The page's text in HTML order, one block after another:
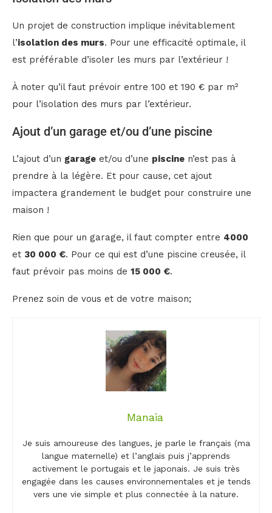
Un projet de construction implique inévitablement
l’isolation des murs. Pour une efficacité optimale, il
est préférable d’isoler les murs par l’extérieur !
À noter qu’il faut prévoir entre 100 et 190 € par m²
pour l’isolation des murs par l’extérieur.
Ajout d’un garage et/ou d’une piscine
L’ajout d’un garage et/ou d’une piscine n’est pas à
prendre à la légère. Et pour cause, cet ajout
impactera grandement le budget pour construire une
maison !
Rien que pour un garage, il faut compter entre 4000
et 30 000 €. Pour ce qui est d’une piscine creusée, il
faut prévoir pas moins de 15 000 €.
Prenez soin de vous et de votre maison;
Manaia
Je suis amoureuse des langues, je parle le français (ma
langue maternelle) et l’anglais puis j’apprends
activement le portugais et le japonais. Je suis très
engagée dans les causes environnementales et je tends
vers une vie simple et plus connectée à la nature.